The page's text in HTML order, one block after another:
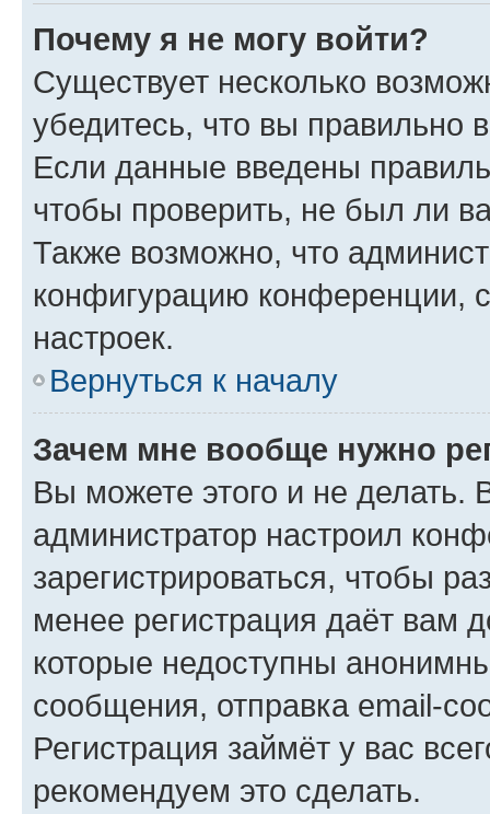
Почему я не могу войти?
Существует несколько
убедитесь, что вы правильно
Если данные введены
чтобы проверить, не был ли
Также возможно, что
конфигурацию конференции,
настроек.
Вернуться к началу
Зачем мне вообще нужно
Вы можете этого и не делать.
администратор настроил
зарегистрироваться, чтобы
менее регистрация даёт вам
которые недоступны
сообщения, отправка email-
Регистрация займёт у вас
рекомендуем это сделать.